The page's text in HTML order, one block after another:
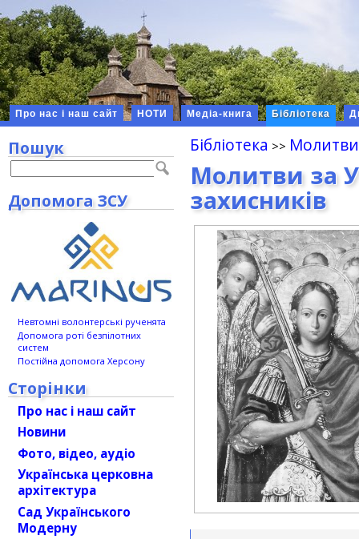
Про нас і наш сайт НОТИ Медіа-книга Бібліотека
Бібліотека Молитви
Молитви за
захисникiв
Пошук
Допомога ЗСУ
Невтомні волонтерські рученята
Допомога роті безпілотних
систем
Постійна допомога Херсону
Сторінки
Про нас і наш сайт
Новини
Фото, відео, аудіо
Українська церковна
архітектура
Сад Українського
Модерну